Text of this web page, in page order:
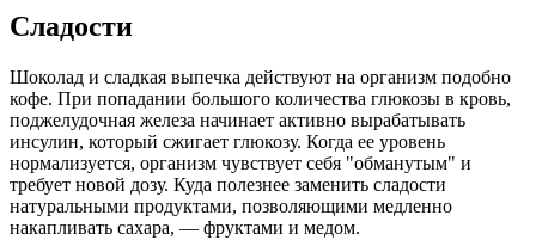
Сладости
Шоколад и сладкая выпечка действуют на организм подобно
кофе. При попадании большого количества глюкозы в кровь,
поджелудочная железа начинает активно вырабатывать
инсулин, который сжигает глюкозу. Когда ее уровень
нормализуется, организм чувствует себя "обманутым" и
требует новой дозу. Куда полезнее заменить сладости
натуральными продуктами, позволяющими медленно
накапливать сахара, — фруктами и медом.